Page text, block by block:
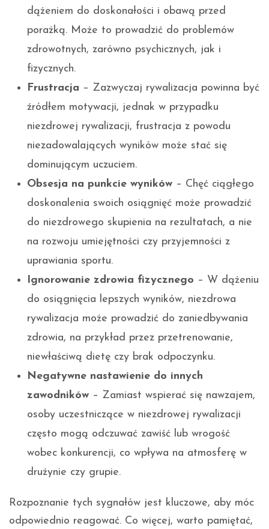
dążeniem do doskonałości i obawą przed
porażką. Może to prowadzić do problemów
zdrowotnych, zarówno psychicznych, jak i
fizycznych.
Frustracja – Zazwyczaj rywalizacja powinna być
źródłem motywacji, jednak w przypadku
niezdrowej rywalizacji, frustracja z powodu
niezadowalających wyników może stać się
dominującym uczuciem.
Obsesja na punkcie wyników – Chęć ciągłego
doskonalenia swoich osiągnięć może prowadzić
do niezdrowego skupienia na rezultatach, a nie
na rozwoju umiejętności czy przyjemności z
uprawiania sportu.
Ignorowanie zdrowia fizycznego – W dążeniu
do osiągnięcia lepszych wyników, niezdrowa
rywalizacja może prowadzić do zaniedbywania
zdrowia, na przykład przez przetrenowanie,
niewłaściwą dietę czy brak odpoczynku.
Negatywne nastawienie do innych
zawodników – Zamiast wspierać się nawzajem,
osoby uczestniczące w niezdrowej rywalizacji
często mogą odczuwać zawiść lub wrogość
wobec konkurencji, co wpływa na atmosferę w
drużynie czy grupie.
Rozpoznanie tych sygnałów jest kluczowe, aby móc
odpowiednio reagować. Co więcej, warto pamiętać,